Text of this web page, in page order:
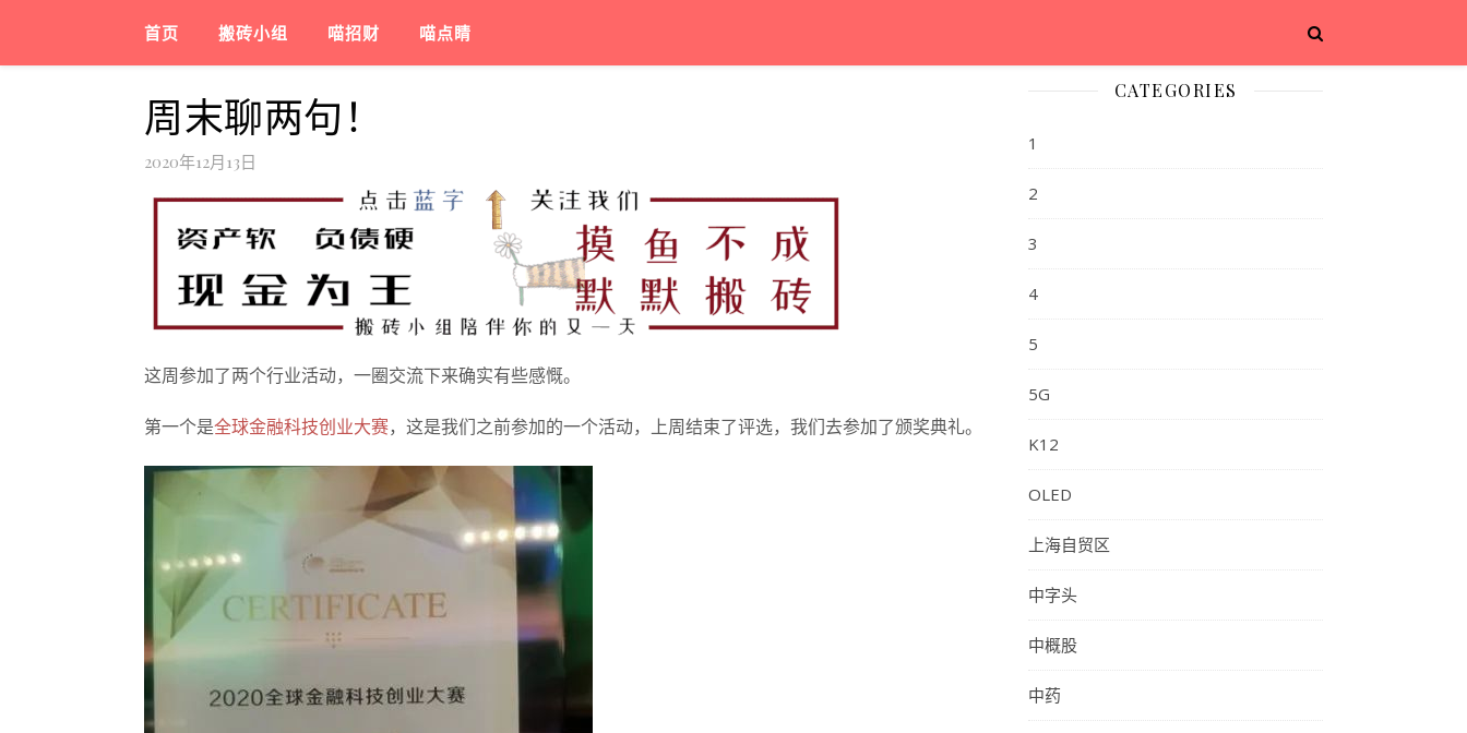
首页 搬砖小组 喵招财 喵点睛
周末聊两句！
2020年12月13日
这周参加了两个行业活动，一圈交流下来确实有些感慨。
第一个是全球金融科技创业大赛，这是我们之前参加的一个活动，上周结束了评选，我们去参加了颁奖典礼。
CATEGORIES
1
2
3
4
5
5G
K12
OLED
上海自贸区
中字头
中概股
中药